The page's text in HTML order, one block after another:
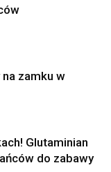
zamku w
Glutaminian
do zabawy